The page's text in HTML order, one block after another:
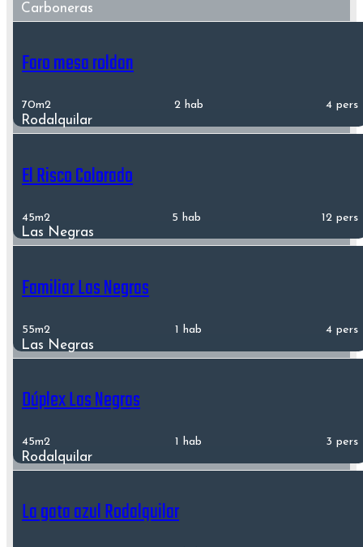
Carboneras
Faro mesa roldan
70m2 2 hab 4 pers
Rodalquilar
El Risco Colorado
45m2 5 hab 12 pers
Las Negras
Familiar Las Negras
55m2 1 hab 4 pers
Las Negras
Dúplex Las Negras
45m2 1 hab 3 pers
Rodalquilar
La gata azul Rodalquilar